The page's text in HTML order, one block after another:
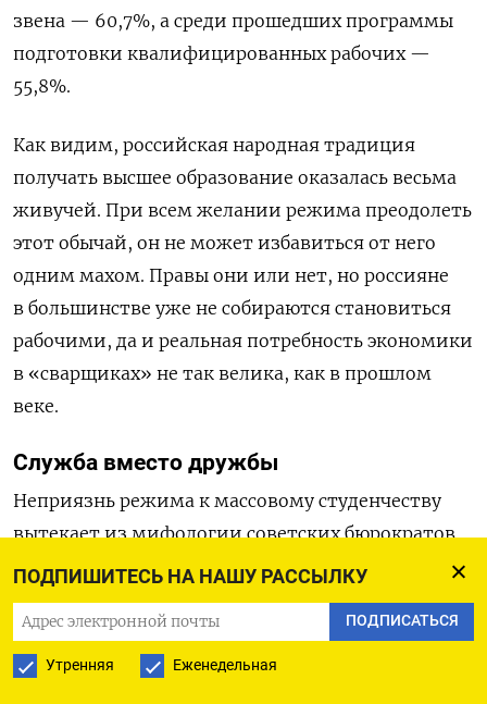
ПОДПИШИТЕСЬ НА НАШУ РАССЫЛКУ
ПОДПИСАТЬСЯ
Утренняя Еженедельная
звена — 60,7%, а среди прошедших программы
подготовки квалифицированных рабочих —
55,8%.
Как видим, российская народная традиция
получать высшее образование оказалась весьма
живучей. При всем желании режима преодолеть
этот обычай, он не может избавиться от него
одним махом. Правы они или нет, но россияне
в большинстве уже не собираются становиться
рабочими, да и реальная потребность экономики
в «сварщиках» не так велика, как в прошлом
веке.
Служба вместо дружбы
Неприязнь режима к массовому студенчеству
вытекает из мифологии советских бюрократов,
что «настоящий» труд — заводской
и желательно физический, и из раздражения
рачительных командиров державы при виде
толп молодежи, которая не служат в армии